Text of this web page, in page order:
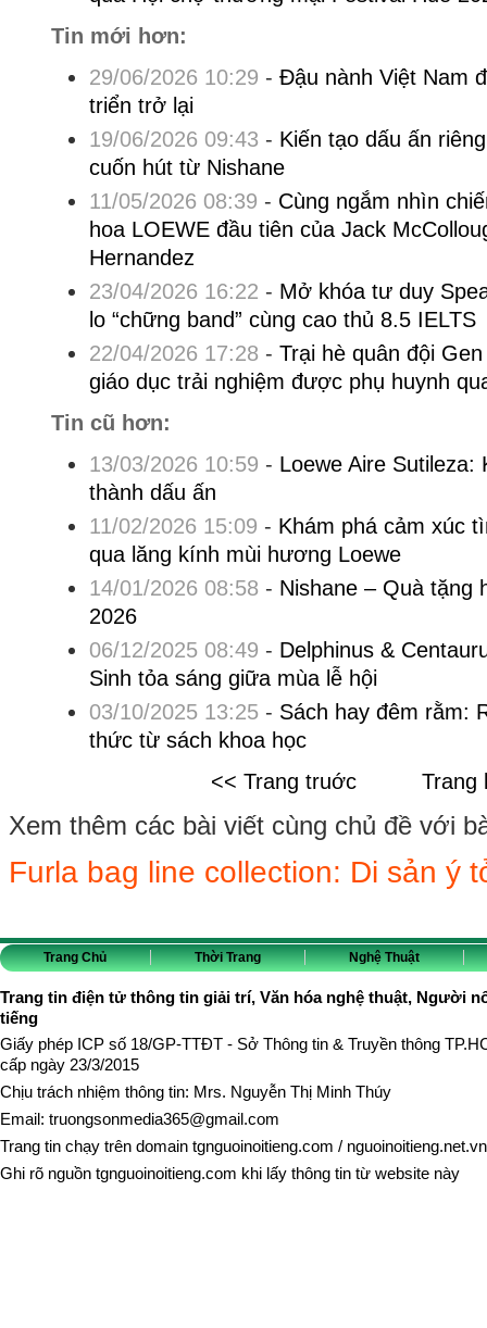
Tin mới hơn:
29/06/2026 10:29 - Đậu nành Việt Nam
triển trở lại
19/06/2026 09:43 - Kiến tạo dấu ấn
cuốn hút từ Nishane
11/05/2026 08:39 - Cùng ngắm nhìn
hoa LOEWE đầu tiên của Jack
Hernandez
23/04/2026 16:22 - Mở khóa tư duy
lo “chững band” cùng cao thủ 8.5 IELTS
22/04/2026 17:28 - Trại hè quân đội
giáo dục trải nghiệm được phụ huynh
Tin cũ hơn:
13/03/2026 10:59 - Loewe Aire
thành dấu ấn
11/02/2026 15:09 - Khám phá cảm xúc
qua lăng kính mùi hương Loewe
14/01/2026 08:58 - Nishane – Quà tặng
2026
06/12/2025 08:49 - Delphinus &
Sinh tỏa sáng giữa mùa lễ hội
03/10/2025 13:25- Sách hay đêm rằm:
thức từ sách khoa học
<< Trang truớc
Trang
Xem thêm các bài viết cùng chủ đề với
Furla bag line collection: Di sản ý
Trang Chủ Thời Trang Nghệ Thuật
Trang tin điện tử thông tin giải trí, Văn hóa nghệ thuật, Người
tiếng
Giấy phép ICP số 18/GP-TTĐT - Sở Thông tin & Truyền thông
cấp ngày 23/3/2015
Chịu trách nhiệm thông tin: Mrs. Nguyễn Thị Minh Thúy
Email: truongsonmedia365@gmail.com
Trang tin chạy trên domain tgnguoinoitieng.com / nguoinoitieng.net.vn
Ghi rõ nguồn tgnguoinoitieng.com khi lấy thông tin từ website này